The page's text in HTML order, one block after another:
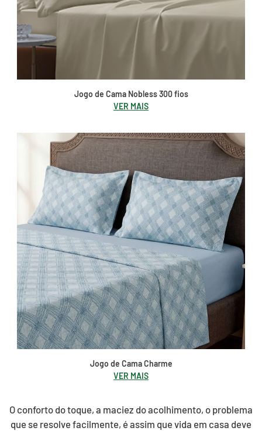
Jogo de Cama Nobless 300 fios
VER MAIS
Jogo de Cama Charme
VER MAIS
O conforto do toque, a maciez do acolhimento, o problema
que se resolve facilmente, é assim que vida em casa deve